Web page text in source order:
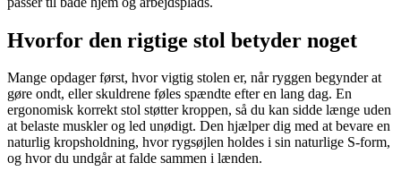
Hvorfor den rigtige stol betyder noget
Mange opdager først, hvor vigtig stolen er, når ryggen begynder at
gøre ondt, eller skuldrene føles spændte efter en lang dag. En
ergonomisk korrekt stol støtter kroppen, så du kan sidde længe uden
at belaste muskler og led unødigt. Den hjælper dig med at bevare en
naturlig kropsholdning, hvor rygsøjlen holdes i sin naturlige S-form,
og hvor du undgår at falde sammen i lænden.